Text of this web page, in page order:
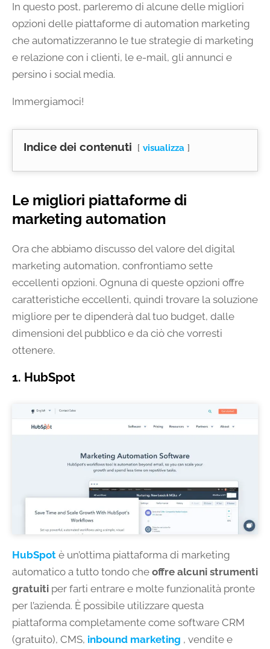
In questo post, parleremo di alcune delle migliori
opzioni delle piattaforme di automation marketing
che automatizzeranno le tue strategie di marketing
e relazione con i clienti, le e-mail, gli annunci e
persino i social media.
Immergiamoci!
Indice dei contenuti visualizza
Le migliori piattaforme di
marketing automation
Ora che abbiamo discusso del valore del digital
marketing automation, confrontiamo sette
eccellenti opzioni. Ognuna di queste opzioni offre
caratteristiche eccellenti, quindi trovare la soluzione
migliore per te dipenderà dal tuo budget, dalle
dimensioni del pubblico e da ciò che vorresti
ottenere.
1. HubSpot
HubSpot è un’ottima piattaforma di marketing
automatico a tutto tondo che offre alcuni strumenti
gratuiti per farti entrare e molte funzionalità pronte
per l’azienda. È possibile utilizzare questa
piattaforma completamente come software CRM
(gratuito), CMS, inbound marketing , vendite e